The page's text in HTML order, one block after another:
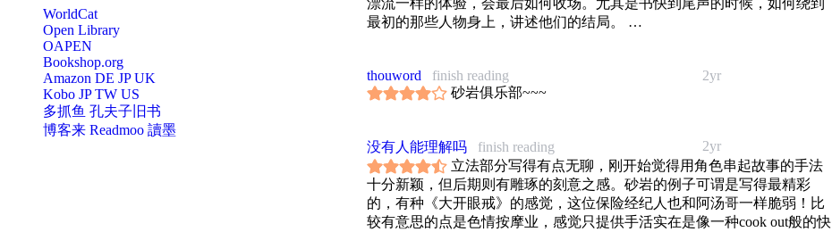
WorldCat
Open Library
OAPEN
Bookshop.org
Amazon DE JP UK
Kobo JP TW US
多抓鱼 孔夫子旧书
博客来 Readmoo 讀墨
人的性伴侣。
21 那些敌人住在华盛顿，办公室在一栋叫水门的建筑中。
23 个人喜好和法律歧义可能使正义的天平以五比四向任何方向摇摆……像
黄昏时的风一样反复无常。
25 他们是不加掩饰的窥阴癖，正凝视着他；而特立斯回之以凝视。
后记
人物地点近况更新
译后记
漂流一样的体验，会最后如何收场。尤其是书快到尾声的时候，如何绕到
最初的那些人物身上，讲述他们的结局。
因为不是关于某个人的故事，所以趣味性确实很差。但是这部分引发了我
的一些无关的思考，这种色情内容是否合法的争执，现在让我来看感觉有
只是觉得有些感慨，我反倒欣赏之前 的那些交锋和据理力争，最后落得让
技术力大砖飞地让之前的争执丧失意义这种事，我感觉有些太不公平了。
2yr
thouword
finish reading
砂岩俱乐部~~~
2yr
没有人能理解吗
finish reading
立法部分写得有点无聊，刚开始觉得用角色串起故事的手法
十分新颖，但后期则有雕琢的刻意之感。砂岩的例子可谓是写得最精彩
的，有种《大开眼戒》的感觉，这位保险经纪人也和阿汤哥一样脆弱！比
较有意思的点是色情按摩业，感觉只提供手活实在是像一种cook out般的快